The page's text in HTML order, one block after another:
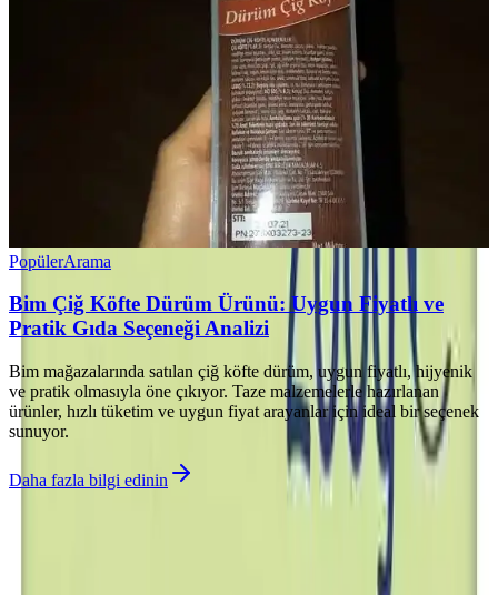
PopülerArama
Bim Çiğ Köfte Dürüm Ürünü: Uygun Fiyatlı ve
Pratik Gıda Seçeneği Analizi
Bim mağazalarında satılan çiğ köfte dürüm, uygun fiyatlı, hijyenik
ve pratik olmasıyla öne çıkıyor. Taze malzemelerle hazırlanan
ürünler, hızlı tüketim ve uygun fiyat arayanlar için ideal bir seçenek
sunuyor.
Daha fazla bilgi edinin